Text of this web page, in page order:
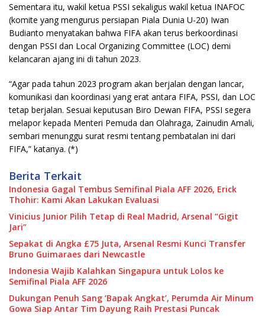
Sementara itu, wakil ketua PSSI sekaligus wakil ketua INAFOC
(komite yang mengurus persiapan Piala Dunia U-20) Iwan
Budianto menyatakan bahwa FIFA akan terus berkoordinasi
dengan PSSI dan Local Organizing Committee (LOC) demi
kelancaran ajang ini di tahun 2023.
“Agar pada tahun 2023 program akan berjalan dengan lancar,
komunikasi dan koordinasi yang erat antara FIFA, PSSI, dan LOC
tetap berjalan. Sesuai keputusan Biro Dewan FIFA, PSSI segera
melapor kepada Menteri Pemuda dan Olahraga, Zainudin Amali,
sembari menunggu surat resmi tentang pembatalan ini dari
FIFA,” katanya. (*)
Berita Terkait
Indonesia Gagal Tembus Semifinal Piala AFF 2026, Erick
Thohir: Kami Akan Lakukan Evaluasi
Vinicius Junior Pilih Tetap di Real Madrid, Arsenal “Gigit
Jari”
Sepakat di Angka £75 Juta, Arsenal Resmi Kunci Transfer
Bruno Guimaraes dari Newcastle
Indonesia Wajib Kalahkan Singapura untuk Lolos ke
Semifinal Piala AFF 2026
Dukungan Penuh Sang ‘Bapak Angkat’, Perumda Air Minum
Gowa Siap Antar Tim Dayung Raih Prestasi Puncak